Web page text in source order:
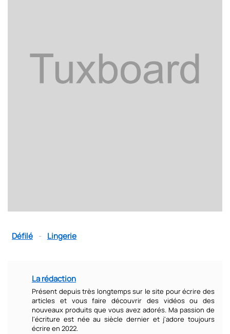
Défilé - Lingerie
La rédaction
Présent depuis très longtemps sur le site pour écrire des
articles et vous faire découvrir des vidéos ou des
nouveaux produits que vous avez adorés. Ma passion de
l'écriture est née au siècle dernier et j'adore toujours
écrire en 2022.